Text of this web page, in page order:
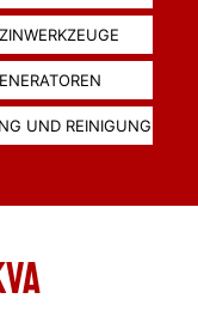
UND REINIGUNG